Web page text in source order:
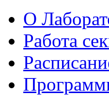
О
Работа